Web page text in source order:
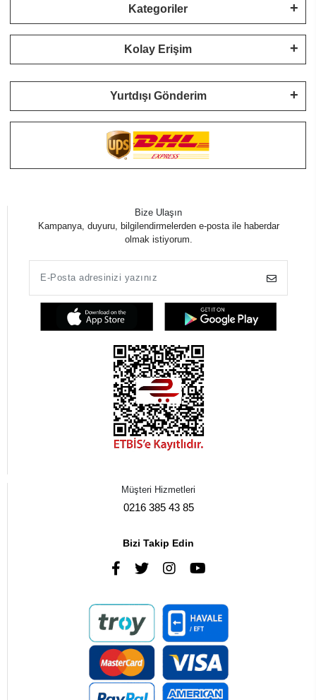
Kategoriler
Kolay Erişim
Yurtdışı Gönderim
Bize Ulaşın
Kampanya, duyuru, bilgilendirmelerden e-posta ile haberdar
olmak istiyorum.
Müşteri Hizmetleri
0216 385 43 85
Bizi Takip Edin